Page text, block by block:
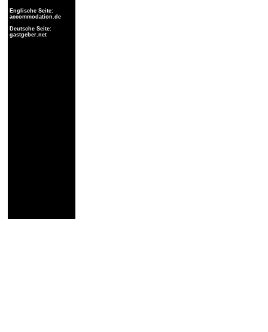
Englische Seite:
accommodation.de
Deutsche Seite:
gastgeber.net